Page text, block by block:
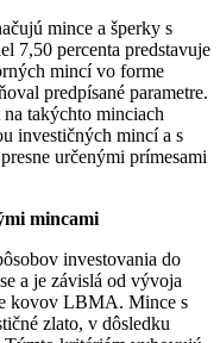
mince a šperky s
7,50 percenta predstavuje
mincí vo forme
predpísané parametre.
takýchto minciach
investičných mincí a s
určenými prímesami
mincami
investovania do
a je závislá od vývoja
kovov LBMA. Mince s
zlato, v dôsledku